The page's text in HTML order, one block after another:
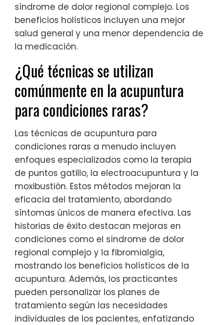
síndrome de dolor regional complejo. Los
beneficios holísticos incluyen una mejor
salud general y una menor dependencia de
la medicación.
¿Qué técnicas se utilizan
comúnmente en la acupuntura
para condiciones raras?
Las técnicas de acupuntura para
condiciones raras a menudo incluyen
enfoques especializados como la terapia
de puntos gatillo, la electroacupuntura y la
moxibustión. Estos métodos mejoran la
eficacia del tratamiento, abordando
síntomas únicos de manera efectiva. Las
historias de éxito destacan mejoras en
condiciones como el síndrome de dolor
regional complejo y la fibromialgia,
mostrando los beneficios holísticos de la
acupuntura. Además, los practicantes
pueden personalizar los planes de
tratamiento según las necesidades
individuales de los pacientes, enfatizando